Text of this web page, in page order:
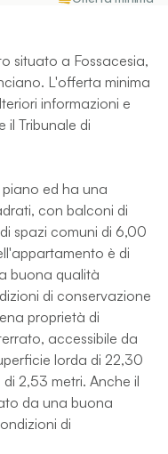
situato a Fossacesia,
L'offerta minima
informazioni e
Tribunale di
ed ha una
con balconi di
spazi comuni di 6,00
è di
buona qualità
di conservazione
proprietà di
accessibile da
lorda di 22,30
2,53 metri. Anche il
da una buona
di